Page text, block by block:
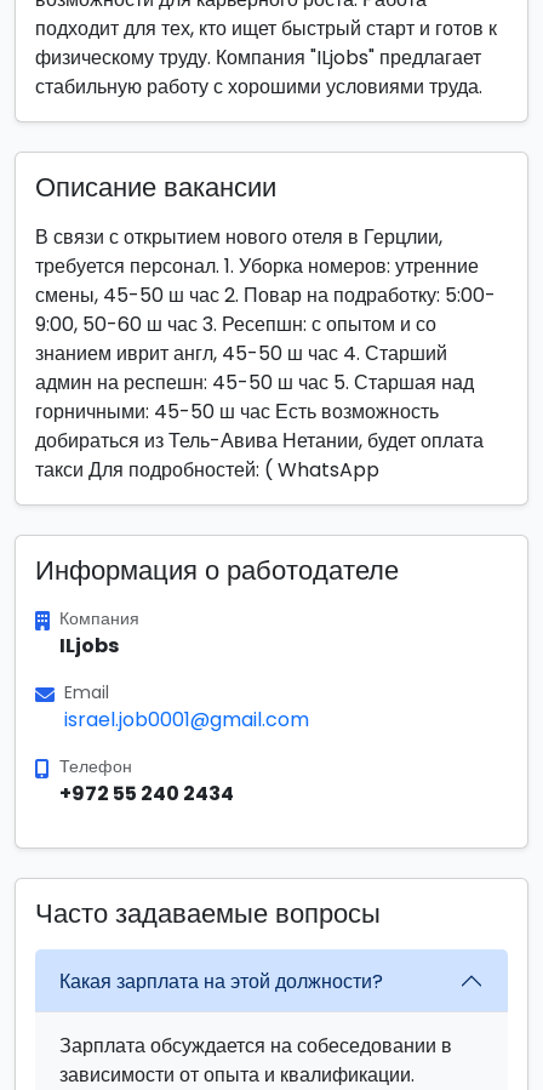
подходит для тех, кто ищет быстрый старт и готов к
физическому труду. Компания "ILjobs" предлагает
стабильную работу с хорошими условиями труда.
Описание вакансии
В связи с открытием нового отеля в Герцлии,
требуется персонал. 1. Уборка номеров: утренние
смены, 45-50 ш час 2. Повар на подработку: 5:00-
9:00, 50-60 ш час 3. Ресепшн: с опытом и со
знанием иврит англ, 45-50 ш час 4. Старший
админ на респешн: 45-50 ш час 5. Старшая над
горничными: 45-50 ш час Есть возможность
добираться из Тель-Авива Нетании, будет оплата
такси Для подробностей: ( WhatsApp
Информация о работодателе
Компания
ILjobs
Email
israel.job0001@gmail.com
Телефон
+972 55 240 2434
Часто задаваемые вопросы
Какая зарплата на этой должности?
Зарплата обсуждается на собеседовании в
зависимости от опыта и квалификации.